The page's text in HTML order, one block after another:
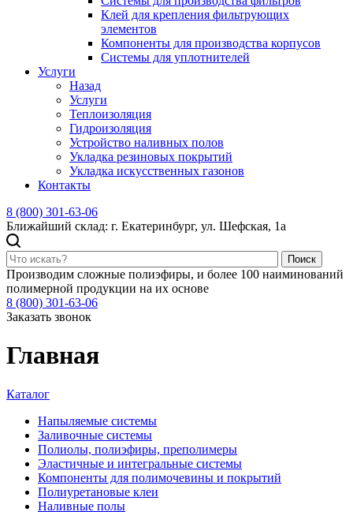
Клей для крепления фильтрующих
элементов
Компоненты для производства корпусов
Системы для уплотнителей
Услуги
Назад
Услуги
Теплоизоляция
Гидроизоляция
Устройство наливных полов
Укладка резиновых покрытий
Укладка искусственных газонов
Контакты
8 (800) 301-63-06
Ближайший склад: г. Екатеринбург, ул. Шефская, 1а
Поиск
Производим сложные полиэфиры, и более 100 наиминований
полимерной продукции на их основе
8 (800) 301-63-06
Заказать звонок
Главная
Каталог
Напыляемые системы
Заливочные системы
Полиолы, полиэфиры, преполимеры
Эластичные и интегральные системы
Компоненты для полимочевины и покрытий
Полиуретановые клеи
Наливные полы